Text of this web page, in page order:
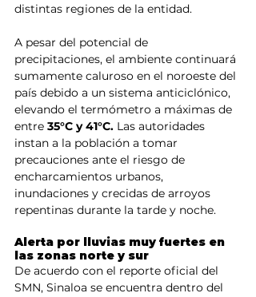
distintas regiones de la entidad.
A pesar del potencial de
precipitaciones, el ambiente continuará
sumamente caluroso en el noroeste del
país debido a un sistema anticiclónico,
elevando el termómetro a máximas de
entre 35°C y 41°C. Las autoridades
instan a la población a tomar
precauciones ante el riesgo de
encharcamientos urbanos,
inundaciones y crecidas de arroyos
repentinas durante la tarde y noche.
Alerta por lluvias muy fuertes en
las zonas norte y sur
De acuerdo con el reporte oficial del
SMN, Sinaloa se encuentra dentro del